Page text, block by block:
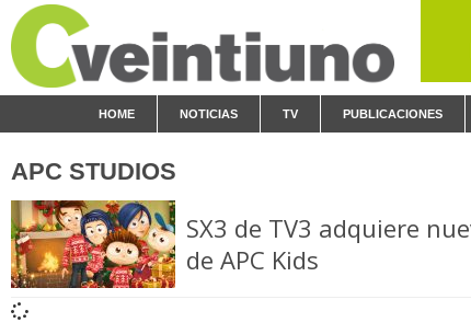
HOME NOTICIAS TV PUBLICACIONES
APC STUDIOS
SX3 de TV3 adquiere
de APC Kids